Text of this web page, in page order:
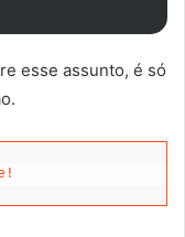
esse assunto, é só